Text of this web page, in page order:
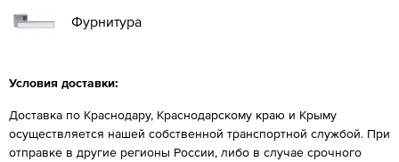
Фурнитура
Условия доставки:
Доставка по Краснодару, Краснодарскому краю и Крыму
осуществляется нашей собственной транспортной службой. При
отправке в другие регионы России, либо в случае срочного